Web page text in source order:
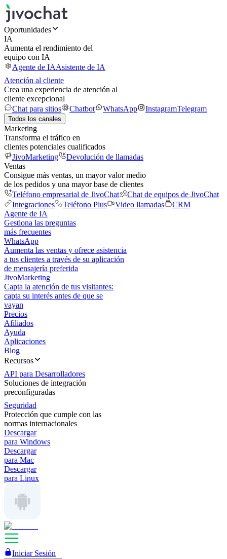
Oportunidades
IA
Aumenta el rendimiento del
equipo con IA
Agente de IAAsistente de IA
Atención al cliente
Crea una experiencia de atención al
cliente excepcional
Chat para sitios
Chatbot WhatsApp InstagramTelegram
Todos los canales
Marketing
Transforma el tráfico en
clientes potenciales cualificados
JivoMarketing
Devolución de llamadas
Ventas
Consigue más ventas, un mayor valor medio
de los pedidos y una mayor base de clientes
Teléfono empresarial de JivoChat
Chat de equipos de JivoChat
Integraciones
Teléfono Plus Video llamadas
CRM
Agente de IA
Gestiona las preguntas
más frecuentes
WhatsApp
Aumenta las ventas y ofrece asistencia
a tus clientes a través de su aplicación
de mensajería preferida
JivoMarketing
Capta la atención de tus visitantes:
capta su interés antes de que se
vayan
Precios
Afiliados
Ayuda
Aplicaciones
Blog
Recursos
API para Desarrolladores
Soluciones de integración
preconfiguradas
Seguridad
Protección que cumple con las
normas internacionales
Descargar
para Windows
Descargar
para Mac
Descargar
para Linux
Iniciar Sesión